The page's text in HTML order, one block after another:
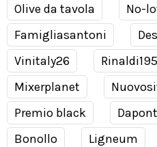
Olive da tavola
No-
Famigliasantoni
Vinitaly26
Mixerplanet
Premio black
Bonollo
Ligneum